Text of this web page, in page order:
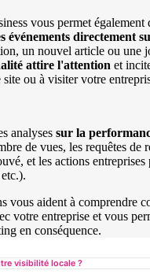
vous permet également
événements directement
un nouvel article ou une
attire l'attention et
ou à visiter votre
analyses sur la
de vues, les requêtes de
et les actions entreprises
vous aident à comprendre
votre entreprise et vous
en conséquence.
visibilité locale ?